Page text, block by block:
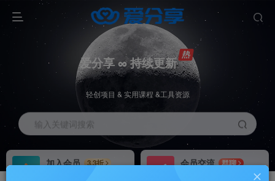
爱分享 ∞ 持续更新
轻创项目 & 实用课程 &工具资源
输入关键词搜索
加入会员
3.3折
会员交流
群聊